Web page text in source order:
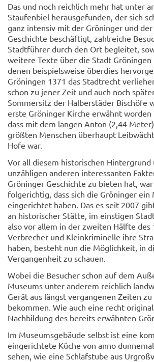
Das und noch reichlich mehr hat unter
Staufenbiel herausgefunden, der sich
ganz intensiv mit der Gröninger und
Geschichte beschäftigt, zahlreiche
Stadtführer durch den Ort begleitet,
weitere Texte über die Stadt
denen beispielsweise überdies
Gröningen 1371 das Stadtrecht
schon zu jener Zeit und auch noch
Sommersitz der Halberstäder Bischöfe
erste Gröninger Kirche erwähnt worden
dass mit dem langen Anton (2,44
größten Menschen überhaupt
Hofe war.
Vor all diesem historischen Hintergrund
unzähligen anderen interessanten
Gröninger Geschichte zu bieten hat,
folgerichtig, dass sich die Gröninger ein
eingerichtet haben. Das es seit 2007
an historischer Stätte, im einstigen
also vor allem in der zweiten Hälfte des
Verbrecher und Kleinkriminelle ihre
haben, besteht nun die Möglichkeit, in
Vergangenheit zu schauen.
Wobei die Besucher schon auf dem
Museums unter anderem reichlich
Gerät aus längst vergangenen Zeiten zu
bekommen. Wie auch eine recht
Nachbildung des bereits erwähnten
Im Museumsgebäude selbst ist eine
eingerichtete Küche von anno
sehen, wie eine Schlafstube aus